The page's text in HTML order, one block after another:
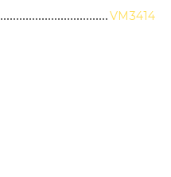
VM3414